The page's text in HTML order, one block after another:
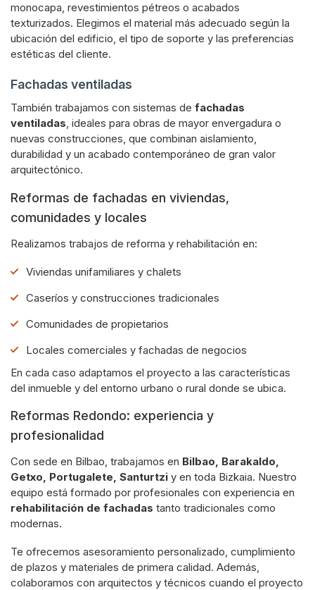
monocapa, revestimientos pétreos o acabados
texturizados. Elegimos el material más adecuado según la
ubicación del edificio, el tipo de soporte y las preferencias
estéticas del cliente.
Fachadas ventiladas
También trabajamos con sistemas de fachadas
ventiladas, ideales para obras de mayor envergadura o
nuevas construcciones, que combinan aislamiento,
durabilidad y un acabado contemporáneo de gran valor
arquitectónico.
Reformas de fachadas en viviendas,
comunidades y locales
Realizamos trabajos de reforma y rehabilitación en:
Viviendas unifamiliares y chalets
Caseríos y construcciones tradicionales
Comunidades de propietarios
Locales comerciales y fachadas de negocios
En cada caso adaptamos el proyecto a las características
del inmueble y del entorno urbano o rural donde se ubica.
Reformas Redondo: experiencia y
profesionalidad
Con sede en Bilbao, trabajamos en Bilbao, Barakaldo,
Getxo, Portugalete, Santurtzi y en toda Bizkaia. Nuestro
equipo está formado por profesionales con experiencia en
rehabilitación de fachadas tanto tradicionales como
modernas.
Te ofrecemos asesoramiento personalizado, cumplimiento
de plazos y materiales de primera calidad. Además,
colaboramos con arquitectos y técnicos cuando el proyecto